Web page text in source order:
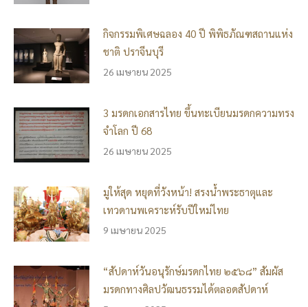
กิจกรรมพิเศษฉลอง 40 ปี พิพิธภัณฑสถานแห่ง
ชาติ ปราจีนบุรี
26 เมษายน 2025
3 มรดกเอกสารไทย ขึ้นทะเบียนมรดกความทรง
จำโลก ปี 68
26 เมษายน 2025
มูให้สุด หยุดที่วังหน้า! สรงน้ำพระธาตุและ
เทวดานพเคราะห์รับปีใหม่ไทย
9 เมษายน 2025
“สัปดาห์วันอนุรักษ์มรดกไทย ๒๕๖๘” สัมผัส
มรดกทางศิลปวัฒนธรรมได้ตลอดสัปดาห์